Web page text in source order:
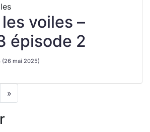
voiles –
épisode 2
(26 mai 2025)
»